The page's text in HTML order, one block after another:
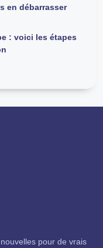
en débarrasser
: voici les étapes
pour de vrais